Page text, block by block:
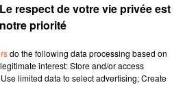
10 min 23 sec
Le respect de votre vie privée est
notre priorité
do the following data processing based on
interest: Store and/or access
limited data to select advertising; Create